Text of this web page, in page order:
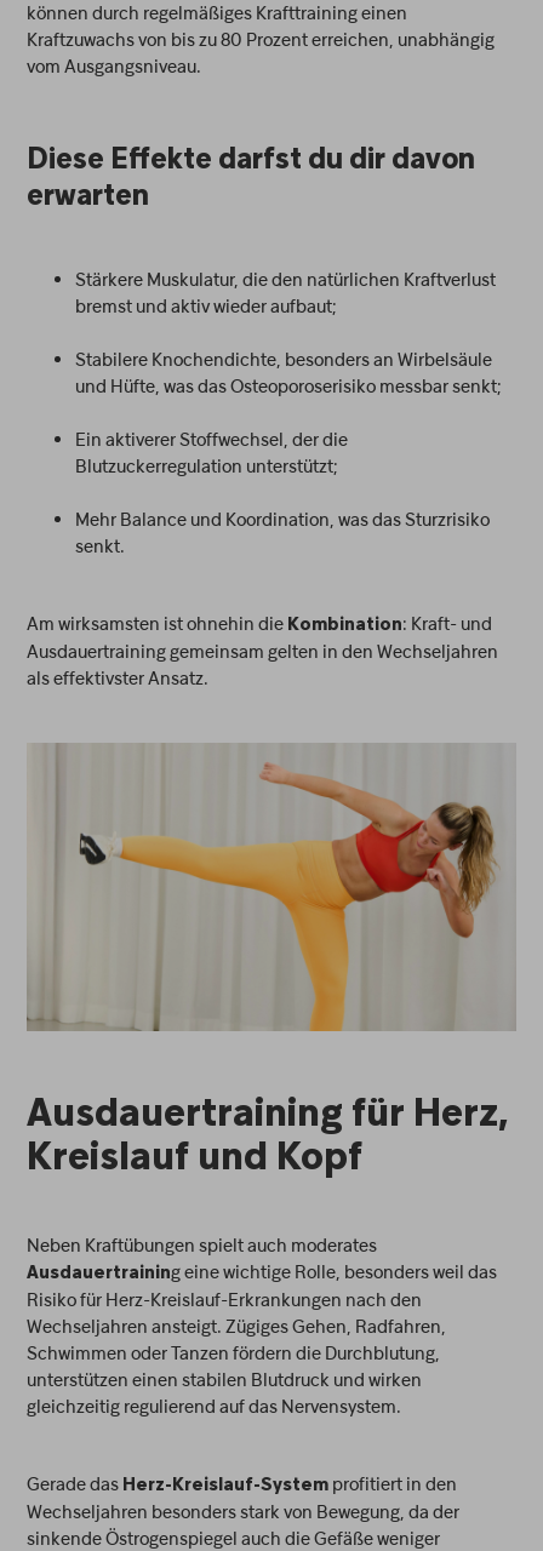
können durch regelmäßiges Krafttraining einen
Kraftzuwachs von bis zu 80 Prozent erreichen, unabhängig
vom Ausgangsniveau.
Diese Effekte darfst du dir davon
erwarten
Stärkere Muskulatur, die den natürlichen Kraftverlust
bremst und aktiv wieder aufbaut;
Stabilere Knochendichte, besonders an Wirbelsäule
und Hüfte, was das Osteoporoserisiko messbar senkt;
Ein aktiverer Stoffwechsel, der die
Blutzuckerregulation unterstützt;
Mehr Balance und Koordination, was das Sturzrisiko
senkt.
Am wirksamsten ist ohnehin die Kombination: Kraft- und
Ausdauertraining gemeinsam gelten in den Wechseljahren
als effektivster Ansatz.
Ausdauertraining für Herz,
Kreislauf und Kopf
Neben Kraftübungen spielt auch moderates
Ausdauertraining eine wichtige Rolle, besonders weil das
Risiko für Herz-Kreislauf-Erkrankungen nach den
Wechseljahren ansteigt. Zügiges Gehen, Radfahren,
Schwimmen oder Tanzen fördern die Durchblutung,
unterstützen einen stabilen Blutdruck und wirken
gleichzeitig regulierend auf das Nervensystem.
Gerade das Herz-Kreislauf-System profitiert in den
Wechseljahren besonders stark von Bewegung, da der
sinkende Östrogenspiegel auch die Gefäße weniger